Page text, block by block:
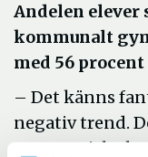
Andelen elever
kommunalt
med 56
– Det känns
negativ trend.
systematiska